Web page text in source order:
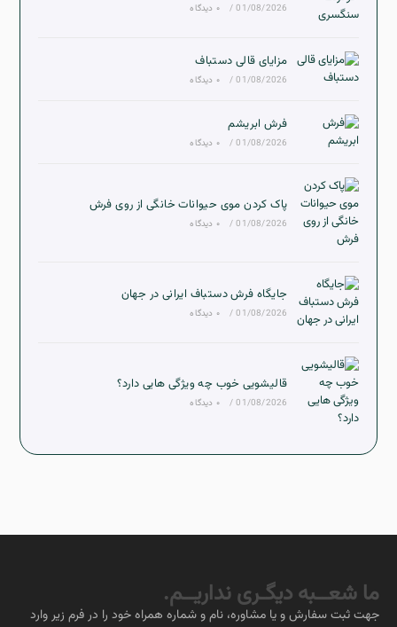
01/08/2026
/ ۰ دیدگاه
مزایای قالی دستباف
01/08/2026
/ ۰ دیدگاه
فرش ابریشم
01/08/2026
/ ۰ دیدگاه
پاک کردن موی حیوانات خانگی از روی فرش
01/08/2026
/ ۰ دیدگاه
جایگاه فرش دستباف ایرانی در جهان
01/08/2026
/ ۰ دیدگاه
قالیشویی خوب چه ویژگی هایی دارد؟
01/08/2026
/ ۰ دیدگاه
ما شعــبه دیگـری نداریــم.
جهت ثبت سفارش و یا مشاوره، نام و شماره همراه خود را در فرم زیر وارد